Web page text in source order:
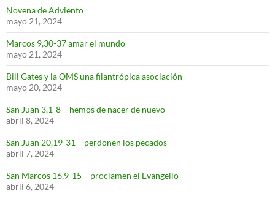
Novena de Adviento
mayo 21, 2024
Marcos 9,30-37 amar el mundo
mayo 21, 2024
Bill Gates y la OMS una filantrópica asociación
mayo 20, 2024
San Juan 3,1-8 – hemos de nacer de nuevo
abril 8, 2024
San Juan 20,19-31 – perdonen los pecados
abril 7, 2024
San Marcos 16,9-15 – proclamen el Evangelio
abril 6, 2024